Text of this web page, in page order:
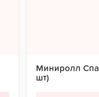
Миниролл
шт)